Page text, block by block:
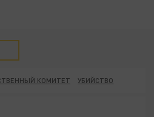
КОМИТЕТ УБИЙСТВО